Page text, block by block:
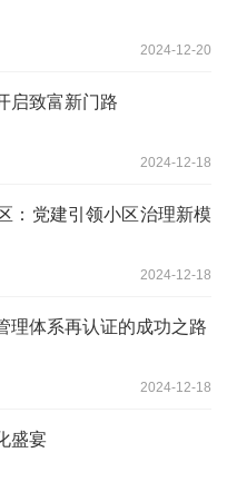
2024-12-20
启致富新门路
2024-12-18
：党建引领小区治理新模
2024-12-18
理体系再认证的成功之路
2024-12-18
盛宴